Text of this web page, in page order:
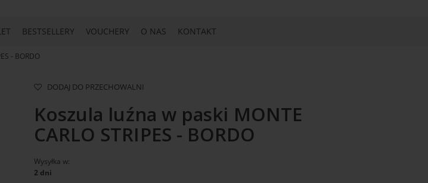
BESTSELLERY VOUCHERY O NAS KONTAKT
- BORDO
DODAJ DO PRZECHOWALNI
Koszula luźna w paski MONTE
CARLO STRIPES - BORDO
Wysyłka w:
2 dni